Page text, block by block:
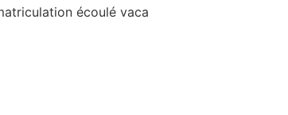
écoulé vaca